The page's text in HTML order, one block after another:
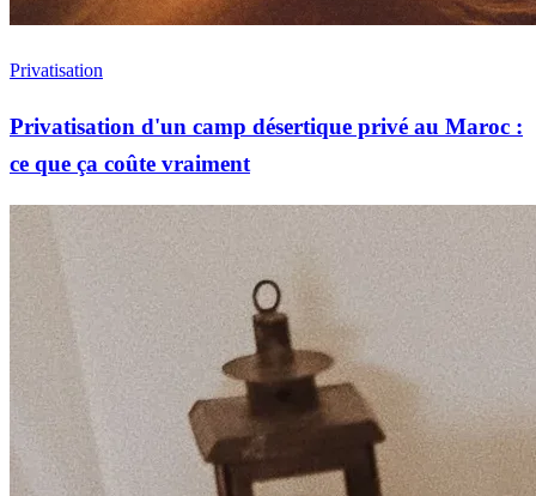
Privatisation
Privatisation d'un camp désertique privé au Maroc :
ce que ça coûte vraiment